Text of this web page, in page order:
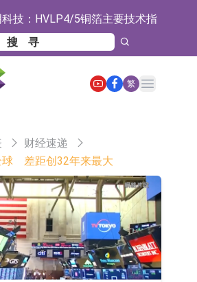
技：HVLP4/5铜箔主要技术指
完成厂内验证 正布局向下游客户
神：成立全资公司北京豆神智算
豆神智算 正积极开拓相关业务
股(00653.HK)跌44% 建议股份
与云累大吉启动战略合作
市双双收涨
跌10.02%
股】半导体设备板块拉升，中
(688012.CN)涨14.22%
股】港股跌幅榜前十，谊和股
跌80.95%，天瑞汽车内
跌52.25%
股】港股涨幅榜前十，辰兴发
涨+282.08%，德合集团
涨+120.83%
动股】特色药板块下挫，同仁堂
跌2.83%
股】钨板块拉升，中钨高新
繁
Open main menu
财经速递
球 差距创32年来最大